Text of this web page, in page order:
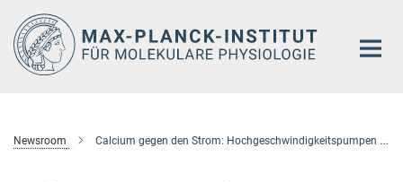
Hauptinhalt
Newsroom Calcium gegen den Strom: Hochgeschwindigkeitspumpen in der Zelle